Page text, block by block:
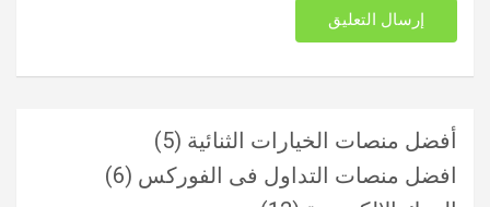
أفضل منصات الخيارات الثنائية (5)
افضل منصات التداول فى الفوركس (6)